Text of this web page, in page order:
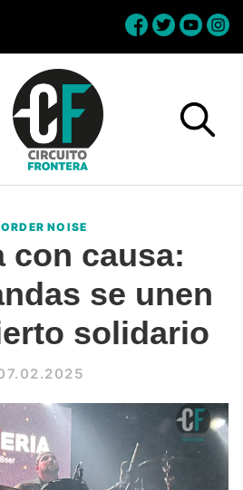
Conéctate
la
frontera
NOISE
con causa:
se unen
solidario